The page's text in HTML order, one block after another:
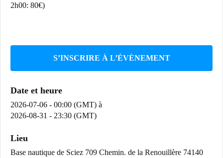
2h00: 80€)
S’INSCRIRE À L’ÉVÈNEMENT
Date et heure
2026-07-06 - 00:00 (GMT) à
2026-08-31 - 23:30 (GMT)
Lieu
Base nautique de Sciez 709 Chemin. de la Renouillère 74140